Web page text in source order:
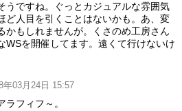
うですね。ぐっとカジュアルな雰囲気
ど人目を引くことはないかも。あ、変
かもしれませんが。くさのめ工房さん
WSを開催してます。遠くて行けないけ
03月24日 15:57
フィフ～。